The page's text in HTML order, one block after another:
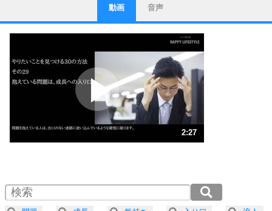
1
ストレス対策
他人と比べない。
いっそのこと、他人を見ない。
いらいらしない人になる30の方法
プラス思考
ポジティブになれない原因は、行動しないから。
ポジティブ思考になる30の方法
ストレス対策
人生、なんとかなるもの。
気楽に生きる30の方法
4 器の大きい人は、怒りを優しさで表現する。
動画 音声
2:27
2.0倍速 （288KB 1分13秒）
2.5倍速 （231KB 58秒）